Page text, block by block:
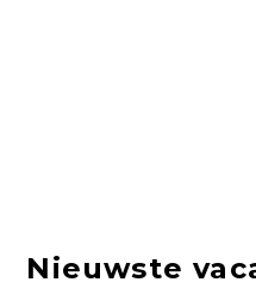
Nieuwste